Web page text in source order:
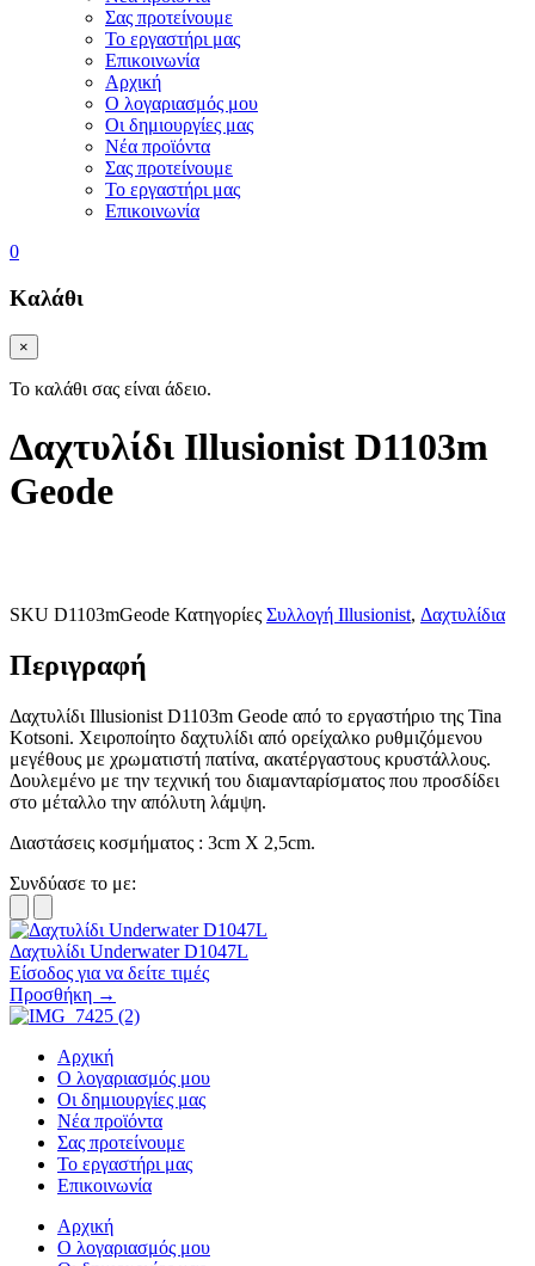
Σας προτείνουμε
Το εργαστήρι μας
Επικοινωνία
Αρχική
Ο λογαριασμός μου
Οι δημιουργίες μας
Νέα προϊόντα
Σας προτείνουμε
Το εργαστήρι μας
Επικοινωνία
0
Καλάθι
×
Το καλάθι σας είναι άδειο.
Δαχτυλίδι Illusionist D1103m
Geode
SKU D1103mGeode Κατηγορίες Συλλογή Illusionist, Δαχτυλίδια
Περιγραφή
Δαχτυλίδι Illusionist D1103m Geode από το εργαστήριο της Tina
Kotsoni. Χειροποίητο δαχτυλίδι από ορείχαλκο ρυθμιζόμενου
μεγέθους με χρωματιστή πατίνα, ακατέργαστους κρυστάλλους.
Δουλεμένο με την τεχνική του διαμανταρίσματος που προσδίδει
στο μέταλλο την απόλυτη λάμψη.
Διαστάσεις κοσμήματος : 3cm X 2,5cm.
Συνδύασε το με:
Δαχτυλίδι Underwater D1047L
Είσοδος για να δείτε τιμές
Προσθήκη →
Αρχική
Ο λογαριασμός μου
Οι δημιουργίες μας
Νέα προϊόντα
Σας προτείνουμε
Το εργαστήρι μας
Επικοινωνία
Αρχική
Ο λογαριασμός μου